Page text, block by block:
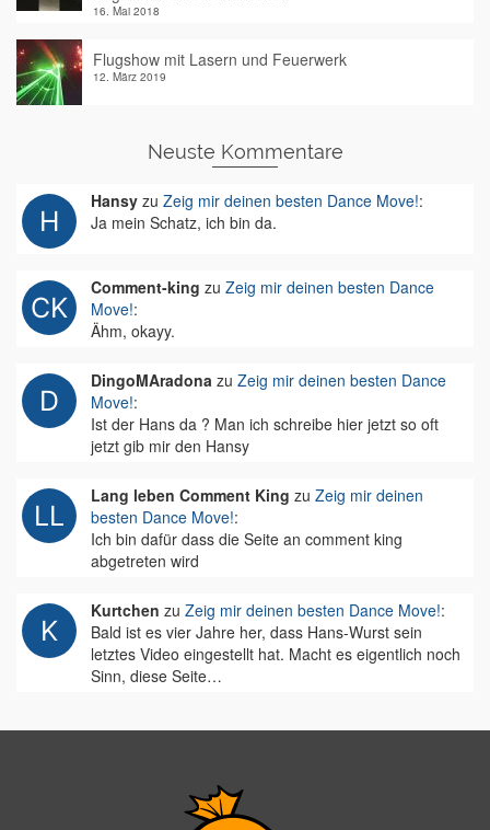
16. Mai 2018
Flugshow mit Lasern und Feuerwerk
12. März 2019
Neuste Kommentare
Hansy zu Zeig mir deinen besten Dance Move!:
Ja mein Schatz, ich bin da.
Comment-king zu Zeig mir deinen besten Dance
Move!:
Ähm, okayy.
DingoMAradona zu Zeig mir deinen besten Dance
Move!:
Ist der Hans da ? Man ich schreibe hier jetzt so oft
jetzt gib mir den Hansy
Lang leben Comment King zu Zeig mir deinen
besten Dance Move!:
Ich bin dafür dass die Seite an comment king
abgetreten wird
Kurtchen zu Zeig mir deinen besten Dance Move!:
Bald ist es vier Jahre her, dass Hans-Wurst sein
letztes Video eingestellt hat. Macht es eigentlich noch
Sinn, diese Seite…